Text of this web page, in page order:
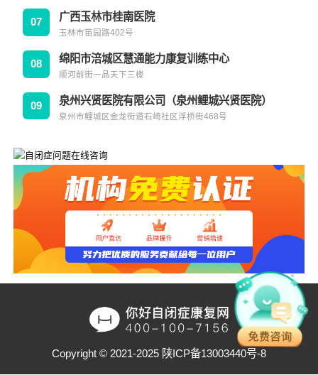
07 广西玉林市桂南医院
玉林市苗园路402号
08 绵阳市涪城区慧通能力康复训练中心
顺河前街一品天下三楼
09 泉州兴贤医院有限公司（泉州鲤城兴贤医院）
泉州市鲤城区金龙街道石崎社区浮桥街468号
Copyright © 2021-2025 陕ICP备13003440号-8